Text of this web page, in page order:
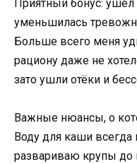
Приятный бонус:
уменьшилась
Больше всего меня
рациону даже не
зато ушли отёки и
Важные нюансы, о
Воду для каши
развариваю крупы до